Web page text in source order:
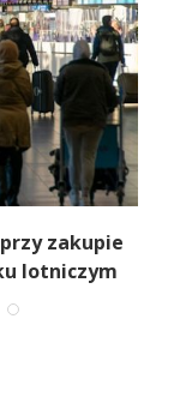
zakupie
lotniczym